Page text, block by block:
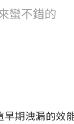
蠻不錯的
期洩漏的效